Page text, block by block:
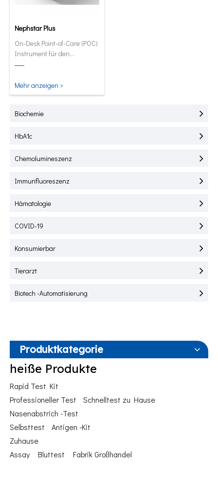
Nephstar Plus
On-Desk Point-of-Care (POC)
Instrument für den
Schnelltest von HbA1C, CRP,
Mehr anzeigen >
Biochemie
HbA1c
Chemolumineszenz
Immunfluoreszenz
Hämatologie
COVID-19
Konsumierbar
Tierarzt
Biotech -Automatisierung
Produktkategorie
heiße Produkte
Rapid Test Kit
Professioneller Test
Schnelltest zu Hause
Nasenabstrich -Test
Selbsttest
Antigen -Kit
Zuhause
Assay
Bluttest Fabrik Großhandel